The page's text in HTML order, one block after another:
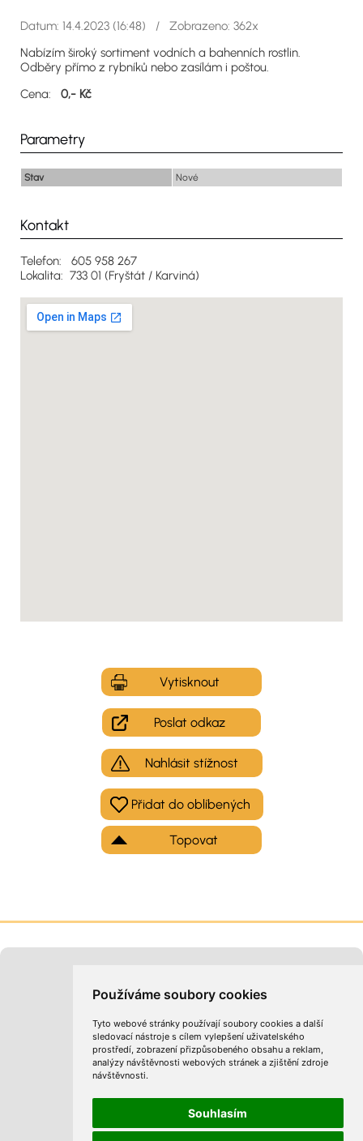
Používáme soubory cookies
Tyto webové stránky používají soubory cookies a další
sledovací nástroje s cílem vylepšení uživatelského
prostředí, zobrazení přizpůsobeného obsahu a reklam,
analýzy návštěvnosti webových stránek a zjištění zdroje
návštěvnosti.
Souhlasím
Datum: 14.4.2023 (16:48) / Zobrazeno: 362x
Nabízím široký sortiment vodních a bahenních rostlin.
Odběry přímo z rybníků nebo zasílám i poštou.
Cena: 0,- Kč
Parametry
Stav Nové
Kontakt
Telefon: 605 958 267
Lokalita: 733 01 (Fryštát / Karviná)
Vytisknout
Poslat odkaz
Nahlásit stížnost
Topovat
Kontakt na provozovatele
Obchodní podmínky
Zpracování osobních údajů
Cookies